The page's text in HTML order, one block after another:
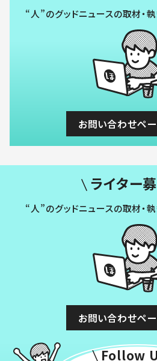
“人”のグッドニュースの取材・
お問い合わせペ
ライター募
“人”のグッドニュースの取材・
お問い合わせペ
Follow